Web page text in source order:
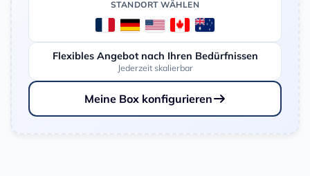
STANDORT WÄHLEN
Flexibles Angebot nach Ihren Bedürfnissen
Jederzeit skalierbar
Meine Box konfigurieren